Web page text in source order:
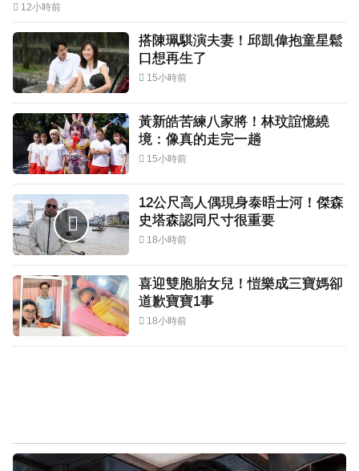
12小時前
搭陳珮騏演夫妻！邱凱偉抱童星鬆
口想再生了
15小時前
黃新皓苦練八家將！林玟誼憶繞
境：像真的走完一趟
15小時前
12公尺高人偶現身泰晤士河！傑森
史塔森認同尺寸很重要
18小時前
喜迎雙胞胎女兒！愷樂成三寶媽卻
道歉寶寶1事
18小時前